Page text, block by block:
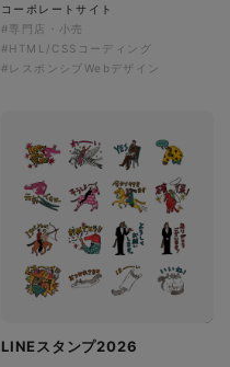
コーポレートサイト
#専門店・小売
#HTML/CSSコーディング
#レスポンシブWebデザイン
LINEスタンプ2026